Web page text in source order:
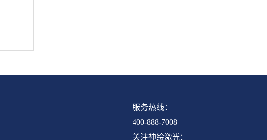
服务热线：
400-888-7008
关注神绘激光：